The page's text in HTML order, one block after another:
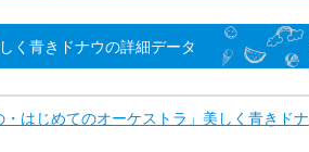
く青きドナウの詳細データ
はじめてのオーケストラ」美しく青きドナ